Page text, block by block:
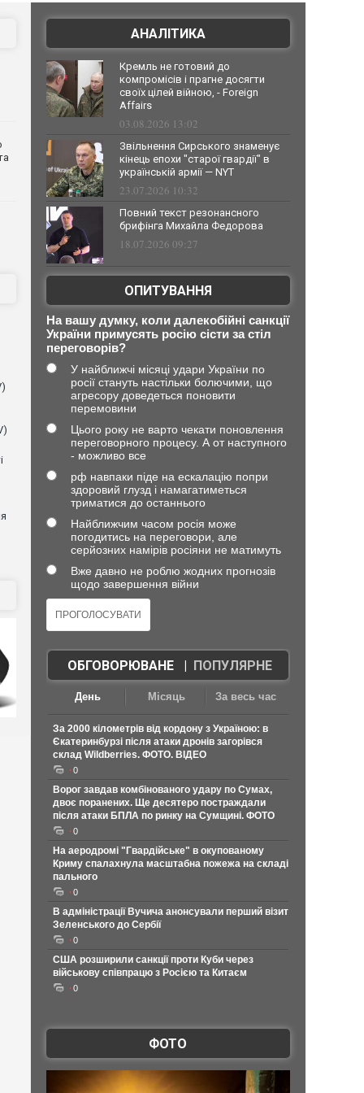
АНАЛІТИКА
Кремль не готовий до
компромісів і прагне досягти
своїх цілей війною, - Foreign
Affairs
03.08.2026 13:02
Звільнення Сирського знаменує
кінець епохи "старої гвардії" в
українській армії — NYT
23.07.2026 10:32
Повний текст резонансного
брифінга Михайла Федорова
18.07.2026 09:27
ОПИТУВАННЯ
На вашу думку, коли далекобійні санкції
України примусять росію сісти за стіл
переговорів?
У найближчі місяці удари України по
росії стануть настільки болючими, що
агресору доведеться поновити
перемовини
Цього року не варто чекати поновлення
переговорного процесу. А от наступного
- можливо все
рф навпаки піде на ескалацію попри
здоровий глузд і намагатиметься
триматися до останнього
Найближчим часом росія може
погодитись на переговори, але
серйозних намірів росіяни не матимуть
Вже давно не роблю жодних прогнозів
щодо завершення війни
ОБГОВОРЮВАНЕ| ПОПУЛЯРНЕ
День Місяць За весь час
За 2000 кілометрів від кордону з Україною: в
Єкатеринбурзі після атаки дронів загорівся
склад Wildberries. ФОТО. ВІДЕО
0
Ворог завдав комбінованого удару по Сумах,
двоє поранених. Ще десятеро постраждали
після атаки БПЛА по ринку на Сумщині. ФОТО
0
На аеродромі "Гвардійське" в окупованому
Криму спалахнула масштабна пожежа на складі
пального
0
В адміністрації Вучича анонсували перший візит
Зеленського до Сербії
0
США розширили санкції проти Куби через
військову співпрацю з Росією та Китаєм
0
ФОТО